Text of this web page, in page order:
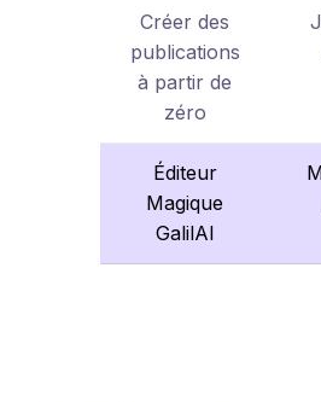
Créer des
publications
à partir de
zéro
Éditeur
Magique
GalilAI